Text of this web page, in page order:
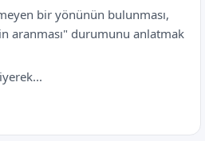
bir yönünün bulunması,
aranması" durumunu anlatmak